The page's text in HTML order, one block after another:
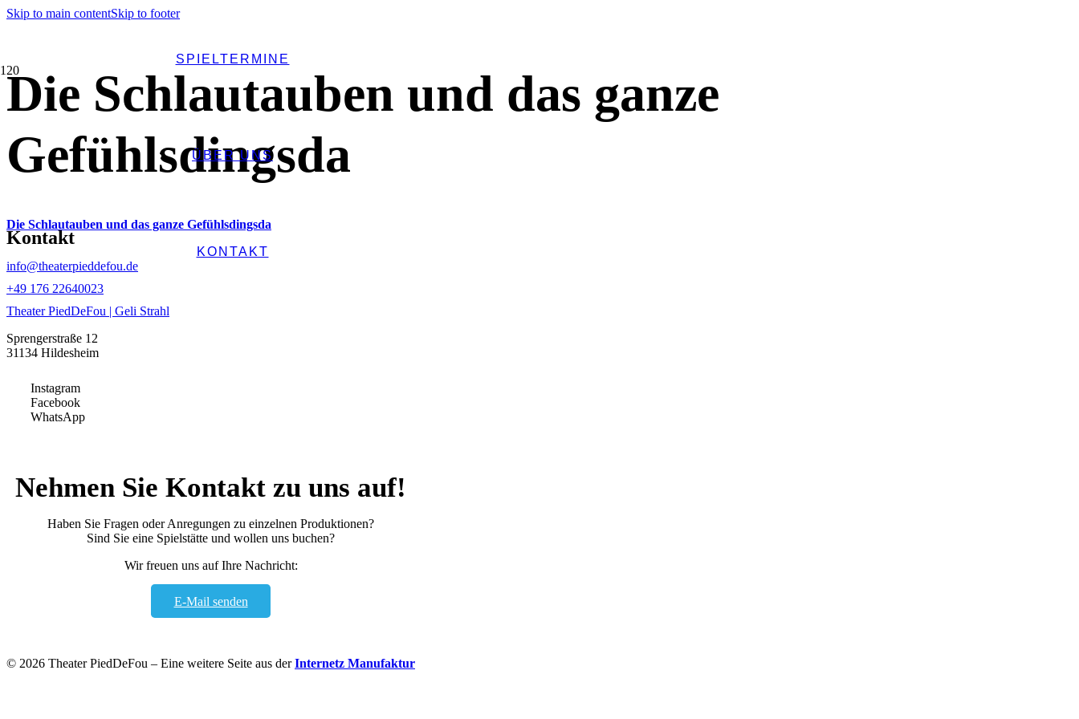
Skip to main contentSkip to footer
SPIELTERMINE
ÜBER UNS
KONTAKT
Die Schlautauben und das ganze
Gefühlsdingsda
Die Schlautauben und das ganze Gefühlsdingsda
Kontakt
info@theaterpieddefou.de
+49 ‭176 22640023‬
Theater PiedDeFou | Geli Strahl
Sprengerstraße 12
31134 Hildesheim
Instagram
Facebook
WhatsApp
Nehmen Sie Kontakt zu uns auf!
Haben Sie Fragen oder Anregungen zu einzelnen Produktionen?
Sind Sie eine Spielstätte und wollen uns buchen?
Wir freuen uns auf Ihre Nachricht:
E-Mail senden
© 2026 Theater PiedDeFou – Eine weitere Seite aus derInternetz Manufaktur